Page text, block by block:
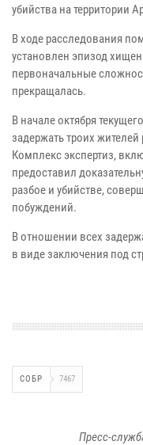
убийства на территории
В ходе расследования
установлен эпизод
первоначальные
прекращалась.
В начале октября
задержать троих
Комплекс экспертиз,
предоставил
разбое и убийстве,
побуждений.
В отношении всех
в виде заключения под
СОБР 7467
Пресс-